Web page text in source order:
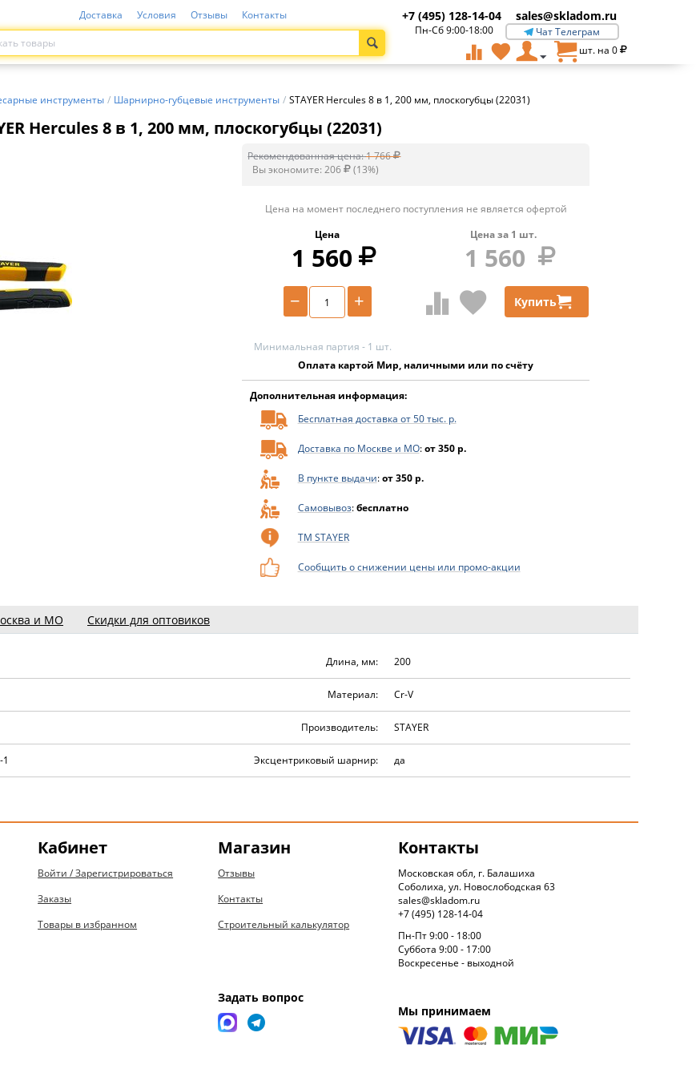
Доставка Условия Отзывы Контакты +7 (495) 128-14-04 sales@skladom.ru
Пн-Сб 9:00-18:00
Чат Телеграм
шт. на 0
инструменты / Шарнирно-губцевые инструменты / STAYER Hercules 8 в 1, 200 мм, плоскогубцы (22031)
Hercules 8 в 1, 200 мм, плоскогубцы (22031)
Рекомендованная цена:1 766
Вы экономите:206 (13%)
Цена на момент последнего поступления не является офертой
Цена
1 560
Цена за 1 шт.
1 560
+
− Купить
Минимальная партия - 1 шт.
Оплата картой Мир, наличными или по счёту
Дополнительная информация:
Бесплатная доставка от 50 тыс. р.
Доставка по Москве и МО:от 350 р.
В пункте выдачи:от 350 р.
Самовывоз:бесплатно
ТМ STAYER
Сообщить о снижении цены или промо-акции
и МО Скидки для оптовиков
Длина, мм: 200
Материал: Cr-V
Производитель: STAYER
Эксцентриковый шарнир: да
Кабинет
Войти / Зарегистрироваться
Заказы
Товары в избранном
Магазин
Отзывы
Контакты
Строительный калькулятор
Задать вопрос
Контакты
Московская обл, г. Балашиха
Соболиха, ул. Новослободская 63
sales@skladom.ru
+7 (495) 128-14-04
Пн-Пт 9:00 - 18:00
Суббота 9:00 - 17:00
Воскресенье - выходной
Мы принимаем